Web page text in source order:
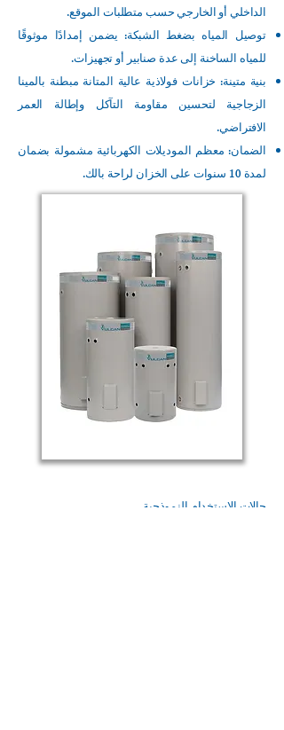
الداخلي أو الخارجي حسب متطلبات الموقع.
توصيل المياه بضغط الشبكة: يضمن إمدادًا موثوقًا
للمياه الساخنة إلى عدة صنابير أو تجهيزات.
بنية متينة: خزانات فولاذية عالية المتانة مبطنة بالمينا
الزجاجية لتحسين مقاومة التآكل وإطالة العمر
الافتراضي.
الضمان: معظم الموديلات الكهربائية مشمولة بضمان
لمدة 10 سنوات على الخزان لراحة بالك.
حالات الاستخدام النموذجية